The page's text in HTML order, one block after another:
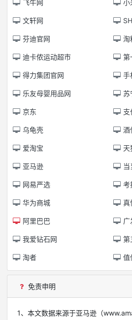
飞牛网 小
文轩网
芬迪官网 淘
迪卡侬运动超市 第
得力集团官网 手
乐友母婴用品网 苏
京东 支
乌龟壳 酒
爱淘宝 天
亚马逊 当
网易严选 考
华为商城 真
阿里巴巴 广
我爱钻石网 第
淘者 值
免责申明
1、本文数据来源于亚马逊（